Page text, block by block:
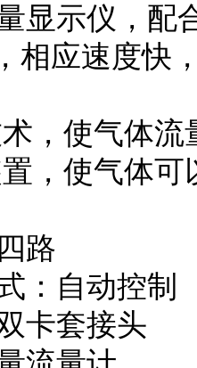
显示仪，配
相应速度快
，使气体
，使气体
路
：自动控制
卡套接头